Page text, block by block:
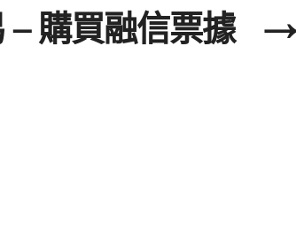
→
– 購買融信票據